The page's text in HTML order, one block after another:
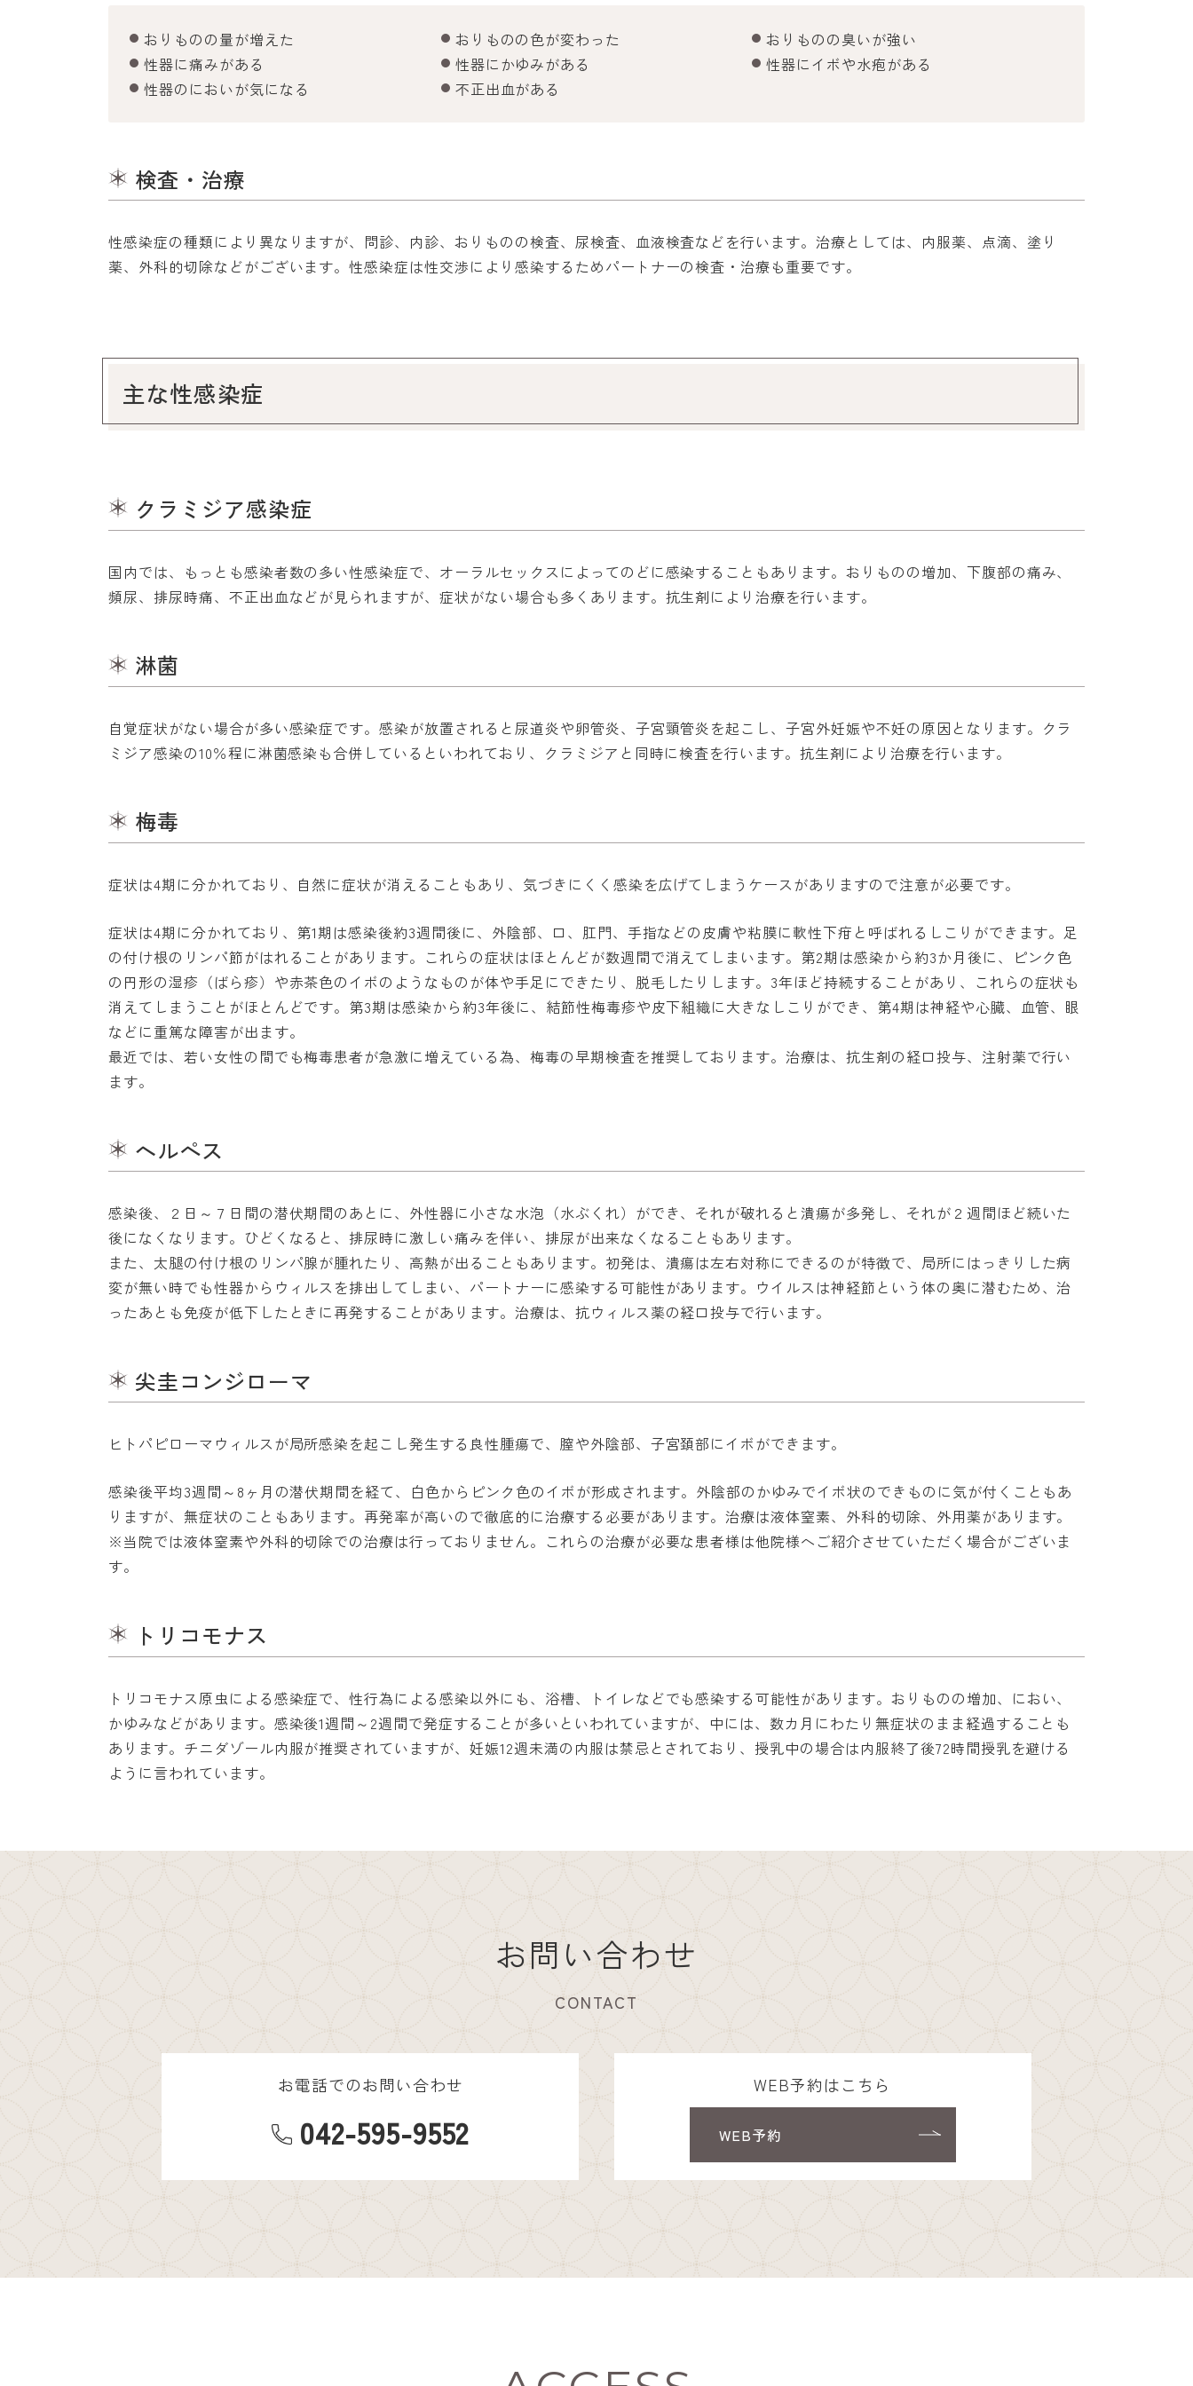
おりものの量が増えた おりものの色が変わった
おりものの臭いが強い
性器に痛みがある
性器にかゆみがある
性器にイボや水疱がある
性器のにおいが気になる
不正出血がある
検査・治療
性感染症の種類により異なりますが、問診、内診、おりものの検査、尿検査、血液検査などを行います。治療としては、内服薬、点滴、塗り
薬、外科的切除などがございます。性感染症は性交渉により感染するためパートナーの検査・治療も重要です。
主な性感染症
クラミジア感染症
国内では、もっとも感染者数の多い性感染症で、オーラルセックスによってのどに感染することもあります。おりものの増加、下腹部の痛み、
頻尿、排尿時痛、不正出血などが見られますが、症状がない場合も多くあります。抗生剤により治療を行います。
淋菌
自覚症状がない場合が多い感染症です。感染が放置されると尿道炎や卵管炎、子宮頸管炎を起こし、子宮外妊娠や不妊の原因となります。クラ
ミジア感染の10％程に淋菌感染も合併しているといわれており、クラミジアと同時に検査を行います。抗生剤により治療を行います。
梅毒
症状は4期に分かれており、自然に症状が消えることもあり、気づきにくく感染を広げてしまうケースがありますので注意が必要です。
症状は4期に分かれており、第1期は感染後約3週間後に、外陰部、口、肛門、手指などの皮膚や粘膜に軟性下疳と呼ばれるしこりができます。足
の付け根のリンパ節がはれることがあります。これらの症状はほとんどが数週間で消えてしまいます。第2期は感染から約3か月後に、ピンク色
の円形の湿疹（ばら疹）や赤茶色のイボのようなものが体や手足にできたり、脱毛したりします。3年ほど持続することがあり、これらの症状も
消えてしまうことがほとんどです。第3期は感染から約3年後に、結節性梅毒疹や皮下組織に大きなしこりができ、第4期は神経や心臓、血管、眼
などに重篤な障害が出ます。
最近では、若い女性の間でも梅毒患者が急激に増えている為、梅毒の早期検査を推奨しております。治療は、抗生剤の経口投与、注射薬で行い
ます。
ヘルペス
感染後、２日～７日間の潜伏期間のあとに、外性器に小さな水泡（水ぶくれ）ができ、それが破れると潰瘍が多発し、それが２週間ほど続いた
後になくなります。ひどくなると、排尿時に激しい痛みを伴い、排尿が出来なくなることもあります。
また、太腿の付け根のリンパ腺が腫れたり、高熱が出ることもあります。初発は、潰瘍は左右対称にできるのが特徴で、局所にはっきりした病
変が無い時でも性器からウィルスを排出してしまい、パートナーに感染する可能性があります。ウイルスは神経節という体の奥に潜むため、治
ったあとも免疫が低下したときに再発することがあります。治療は、抗ウィルス薬の経口投与で行います。
尖圭コンジローマ
ヒトパピローマウィルスが局所感染を起こし発生する良性腫瘍で、膣や外陰部、子宮頚部にイボができます。
感染後平均3週間～8ヶ月の潜伏期間を経て、白色からピンク色のイボが形成されます。外陰部のかゆみでイボ状のできものに気が付くこともあ
りますが、無症状のこともあります。再発率が高いので徹底的に治療する必要があります。治療は液体窒素、外科的切除、外用薬があります。
※当院では液体窒素や外科的切除での治療は行っておりません。これらの治療が必要な患者様は他院様へご紹介させていただく場合がございま
す。
トリコモナス
トリコモナス原虫による感染症で、性行為による感染以外にも、浴槽、トイレなどでも感染する可能性があります。おりものの増加、におい、
かゆみなどがあります。感染後1週間～2週間で発症することが多いといわれていますが、中には、数カ月にわたり無症状のまま経過することも
あります。チニダゾール内服が推奨されていますが、妊娠12週未満の内服は禁忌とされており、授乳中の場合は内服終了後72時間授乳を避ける
ように言われています。
お問い合わせ
CONTACT
お電話でのお問い合わせ
042-595-9552
WEB予約はこちら
WEB予約